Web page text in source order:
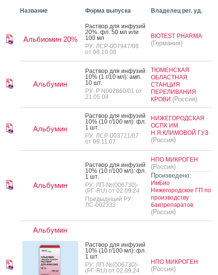
Название Форма выпуска Владелец рег. уд.
Альбиомин 20%
Рас­твор для ин­фу­зий
20%: фл. 50 мл или
100 мл
РУ: ЛСР-007947/08
от 08.10.08
BIOTEST PHARMA
(Германия)
Альбумин
Рас­твор для ин­фу­зий
10% (1 г/10 мл): амп.
10 шт.
РУ: Р N002860/01 от
21.05.09
ТЮМЕНСКАЯ
ОБЛАСТНАЯ
СТАНЦИЯ
ПЕРЕЛИВАНИЯ
КРОВИ (Россия)
Альбумин
Рас­твор для ин­фу­зий
10% (10 г/100 мл): фл.
1 шт.
РУ: ЛСР-003721/07
от 09.11.07
НИЖЕГОРОДСКАЯ
ОСПК ИМ.
Н.Я.КЛИМОВОЙ ГУЗ
(Россия)
Альбумин
Рас­твор для ин­фу­зий
10% (10 г/100 мл): фл.
1 шт.
РУ: ЛП-№(006730)-
(РГ-RU) от 02.09.24
Предыдущий РУ:
ЛС-002333
НПО МИКРОГЕН
(Россия)
Произведено:
ИмБио
Нижегородское ГП по
производству
бакпрепаратов
(Россия)
Альбумин
Рас­твор для ин­фу­зий
10% (10 г/100 мл): фл.
1 шт.
РУ: ЛП-№(006730)-
(РГ-RU) от 02.09.24
НПО МИКРОГЕН
(Россия)